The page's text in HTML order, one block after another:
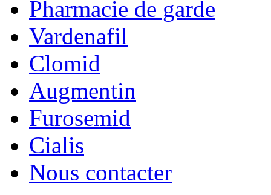
Pharmacie de garde
Vardenafil
Clomid
Augmentin
Furosemid
Cialis
Nous contacter